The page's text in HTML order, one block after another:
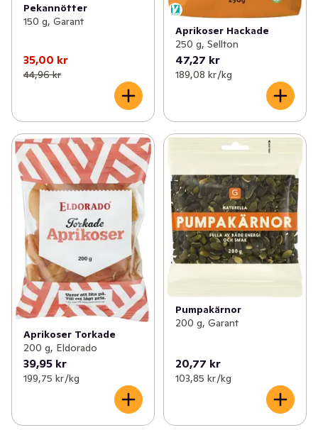
Pekannötter
150 g, Garant
35,00 kr
44,96 kr
Aprikoser Hackade
250 g, Sellton
47,27 kr
189,08 kr /kg
Aprikoser Torkade
200 g, Eldorado
39,95 kr
199,75 kr /kg
Pumpakärnor
200 g, Garant
20,77 kr
103,85 kr /kg